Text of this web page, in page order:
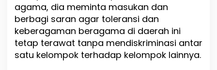
agama, dia meminta masukan dan
berbagi saran agar toleransi dan
keberagaman beragama di daerah ini
tetap terawat tanpa mendiskriminasi antar
satu kelompok terhadap kelompok lainnya.